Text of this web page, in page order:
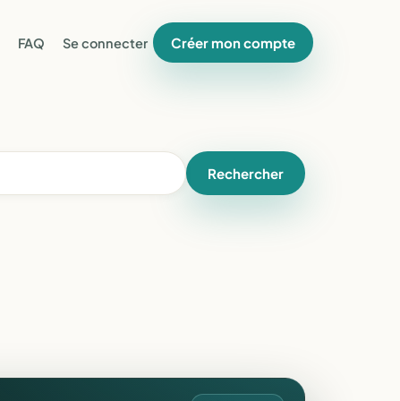
FAQ Se connecter Créer mon compte
Rechercher